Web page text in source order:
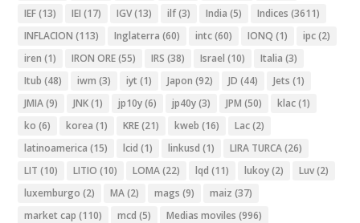
IEF(13) IEI (17) IGV(13) ilf(3) India (5) Indices (3611)
INFLACION (113) Inglaterra (60) intc(60) IONQ (1) ipc(2)
iren (1) IRON ORE(55) IRS (38) Israel (10) Italia (3)
Itub (48) iwm (3) iyt (1) Japon (92) JD (44) Jets (1)
JMIA(9) JNK(1) jp10y(6) jp40y(3) JPM (50) klac(1)
ko (6) korea (1) KRE(21) kweb (16) Lac(2)
latinoamerica (15) lcid (1) linkusd (1) LIRA TURCA(26)
LIT (10) LITIO (10) LOMA(22) lqd (11) lukoy(2) Luv(2)
luxemburgo (2) MA(2) mags (9) maiz (37)
market cap (110) mcd (5) Medias moviles (996)